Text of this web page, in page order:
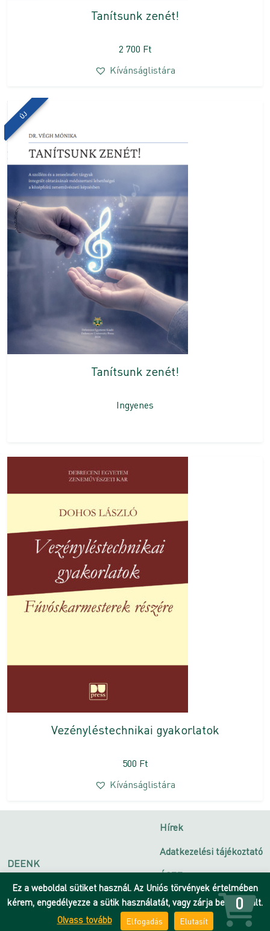
Tanítsunk zenét!
2 700 Ft
Kívánságlistára
ÚJ
Tanítsunk zenét!
Ingyenes
Vezényléstechnikai gyakorlatok
500 Ft
Kívánságlistára
DEENK
Debreceni Egyetem
Hírek
Adatkezelési tájékoztató
ÁSZF
Impresszum
Kapcsolat
Ez a weboldal sütiket használ. Az Uniós törvények értelmében
kérem, engedélyezze a sütik használatát, vagy zárja be az oldalt.
Olvass tovább
Elfogadás Elutasít
0